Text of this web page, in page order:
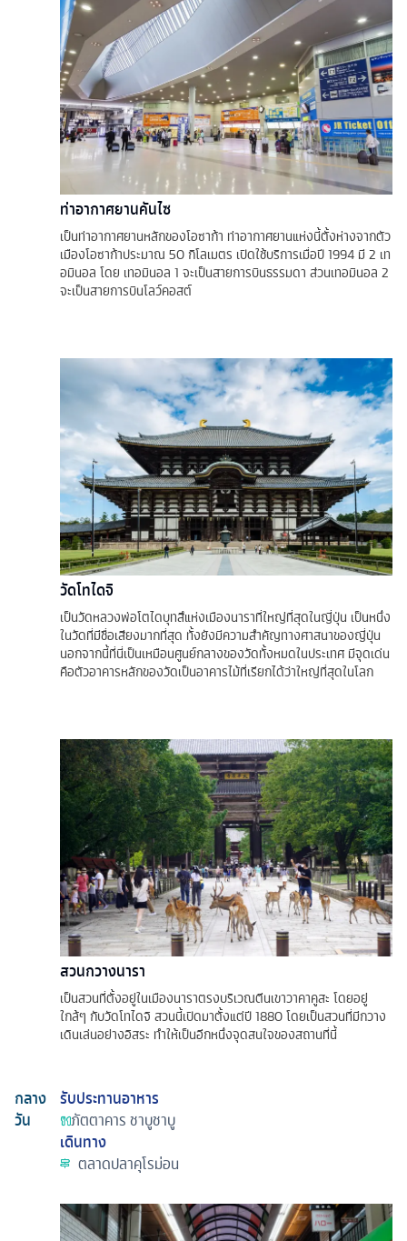
ท่าอากาศยานคันไซ
เป็นท่าอากาศยานหลักของโอซาก้า ท่าอากาศยานแห่งนี้ตั้งห่างจากตัว
เมืองโอซาก้าประมาณ 50 กิโลเมตร เปิดใช้บริการเมื่อปี 1994 มี 2 เท
อมินอล โดย เทอมินอล 1 จะเป็นสายการบินธรรมดา ส่วนเทอมินอล 2
จะเป็นสายการบินโลว์คอสต์
วัดโทไดจิ
เป็นวัดหลวงพ่อโตไดบุทสึแห่งเมืองนาราที่ใหญ่ที่สุดในญี่ปุ่น เป็นหนึ่ง
ในวัดที่มีชื่อเสียงมากที่สุด ทั้งยังมีความสำคัญทางศาสนาของญี่ปุ่น
นอกจากนี้ที่นี่เป็นเหมือนศูนย์กลางของวัดทั้งหมดในประเทศ มีจุดเด่น
คือตัวอาคารหลักของวัดเป็นอาคารไม้ที่เรียกได้ว่าใหญ่ที่สุดในโลก
สวนกวางนารา
เป็นสวนที่ตั้งอยู่ในเมืองนาราตรงบริเวณตีนเขาวาคาคูสะ โดยอยู่
ใกล้ๆ กับวัดโทไดจิ สวนนี้เปิดมาตั้งแต่ปี 1880 โดยเป็นสวนที่มีกวาง
เดินเล่นอย่างอิสระ ทำให้เป็นอีกหนึ่งจุดสนใจของสถานที่นี้
กลาง
วัน
รับประทานอาหาร
ภัตตาคารชาบูชาบู
เดินทาง
ตลาดปลาคุโรม่อน